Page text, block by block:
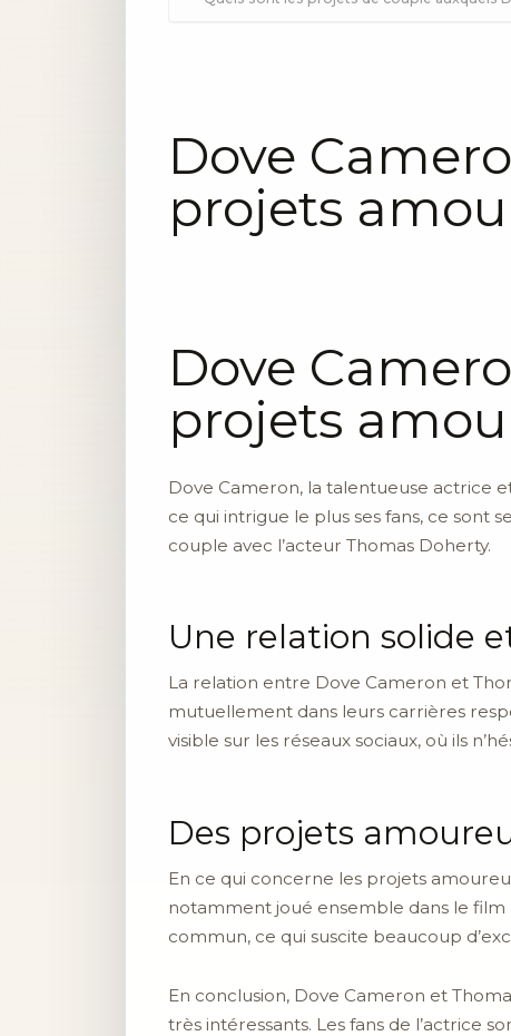
Dove
projets
Dove
projets
Dove Cameron, la talentueuse actrice
ce qui intrigue le plus ses fans, ce sont
couple avec l’acteur Thomas Doherty.
Une relation solide
La relation entre Dove Cameron et
mutuellement dans leurs carrières
visible sur les réseaux sociaux, où ils
Des projets
En ce qui concerne les projets
notamment joué ensemble dans le film
commun, ce qui suscite beaucoup
En conclusion, Dove Cameron et
très intéressants. Les fans de l’actrice